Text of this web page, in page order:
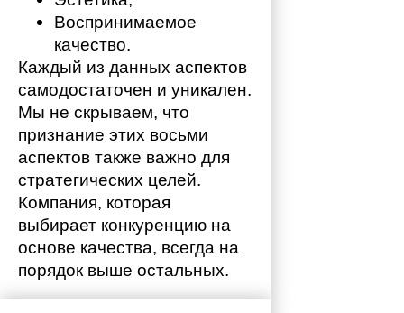
Воспринимаемое
качество.
Каждый из данных аспектов
самодостаточен и уникален.
Мы не скрываем, что
признание этих восьми
аспектов также важно для
стратегических целей.
Компания, которая
выбирает конкуренцию на
основе качества, всегда на
порядок выше остальных.